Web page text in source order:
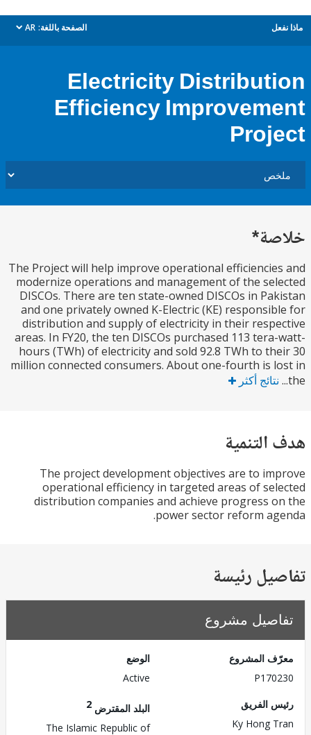
الصفحة باللغة: AR
dropdown
Electricity
Efficiency
The Project will help improve operational
modernize operations and management of the
DISCOs. There are ten state-owned DISCOs in
and one privately owned K-Electric (KE)
distribution and supply of electricity in their
areas. In FY20, the ten DISCOs purchased 113
hours (TWh) of electricity and sold 92.8 TWh to
million connected consumers. About one-fourth is
أكثر
The project development objectives are to
operational efficiency in targeted areas of
distribution companies and achieve progress
power sector reform
رئيسة
مشروع
المشروع
الفريق
Ky Hong
البلد المقترض
The Islamic Republic of